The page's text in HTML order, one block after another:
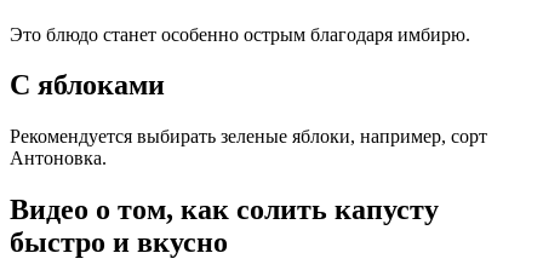
Это блюдо станет особенно острым благодаря имбирю.
С яблоками
Рекомендуется выбирать зеленые яблоки, например, сорт
Антоновка.
Видео о том, как солить капусту
быстро и вкусно